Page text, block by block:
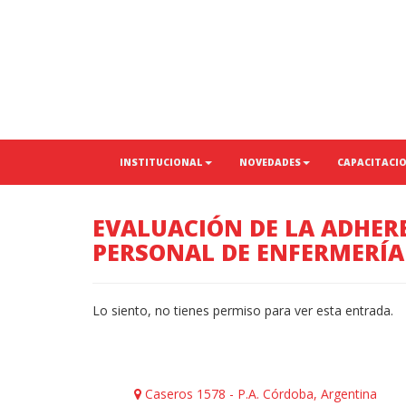
INSTITUCIONAL NOVEDADES
EVALUACIÓN DE LA
PERSONAL DE
Lo siento, no tienes permiso para ver esta entrada.
Caseros 1578 - P.A. Córdoba, Argentina